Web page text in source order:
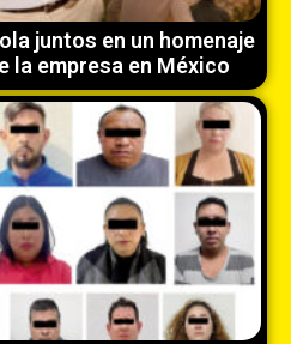
juntos en un homenaje
la empresa en México